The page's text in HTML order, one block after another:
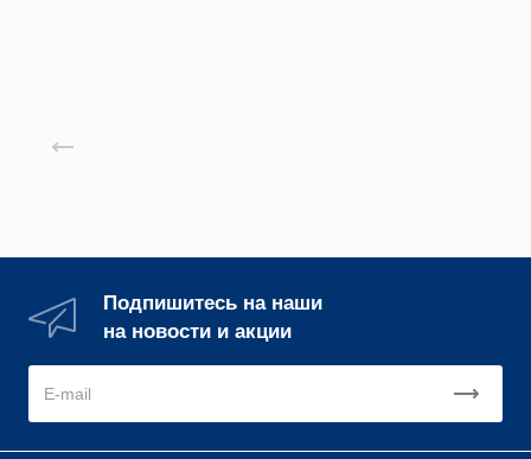
Подпишитесь на наши
на новости и акции